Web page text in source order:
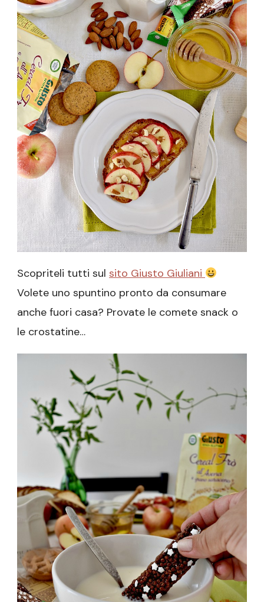
Scopriteli tutti sul sito Giusto Giuliani
Volete uno spuntino pronto da consumare
anche fuori casa? Provate le comete snack o
le crostatine…